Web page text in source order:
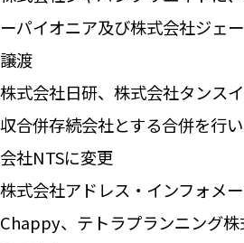
ーパイオニア及び株式会社ジェ
譲渡
株式会社日研、株式会社タンス
収合併存続会社とする合併を行
会社NTSに変更
株式会社アドレス・インフォメ
Chappy、テトラプランニング